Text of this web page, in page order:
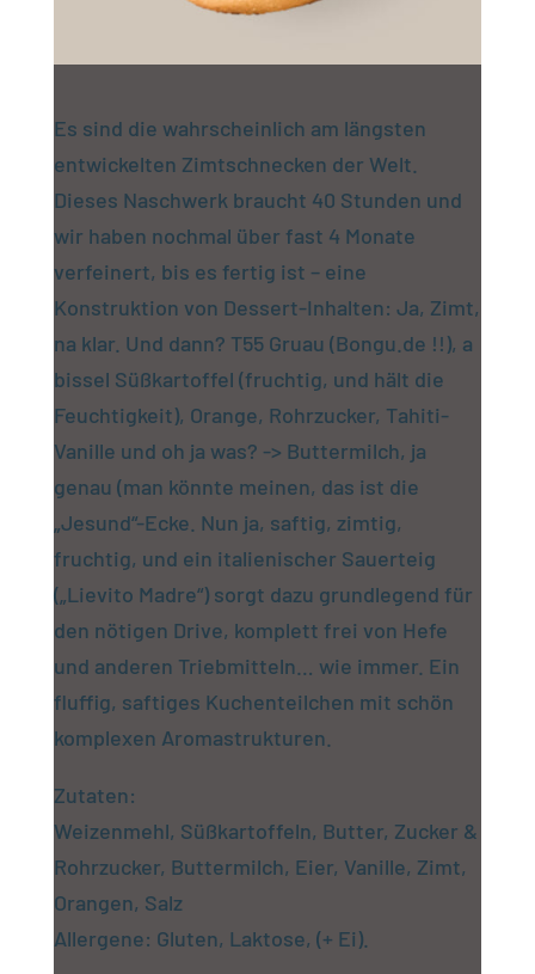
Es sind die wahrscheinlich am längsten
entwickelten Zimtschnecken der Welt.
Dieses Naschwerk braucht 40 Stunden und
wir haben nochmal über fast 4 Monate
verfeinert, bis es fertig ist – eine
Konstruktion von Dessert-Inhalten: Ja, Zimt,
na klar. Und dann? T55 Gruau (Bongu.de !!), a
bissel Süßkartoffel (fruchtig, und hält die
Feuchtigkeit), Orange, Rohrzucker, Tahiti-
Vanille und oh ja was? -> Buttermilch, ja
genau (man könnte meinen, das ist die
„Jesund“-Ecke. Nun ja, saftig, zimtig,
fruchtig, und ein italienischer Sauerteig
(„Lievito Madre“) sorgt dazu grundlegend für
den nötigen Drive, komplett frei von Hefe
und anderen Triebmitteln… wie immer. Ein
fluffig, saftiges Kuchenteilchen mit schön
komplexen Aromastrukturen.
Zutaten:
Weizenmehl, Süßkartoffeln, Butter, Zucker &
Rohrzucker, Buttermilch, Eier, Vanille, Zimt,
Orangen, Salz
Allergene: Gluten, Laktose, (+ Ei).